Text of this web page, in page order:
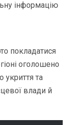
інформацію
покладатися
оголошено
укриття та
влади й